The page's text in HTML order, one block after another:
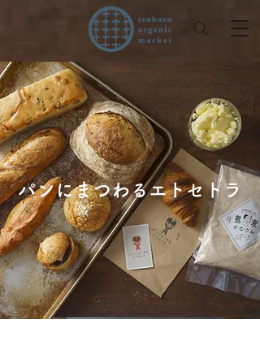
パンにまつわるエトセトラ